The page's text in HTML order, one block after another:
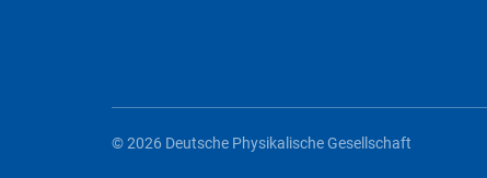
© 2026 Deutsche Physikalische Gesellschaft